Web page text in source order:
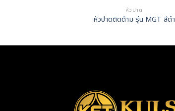
หัวปาด
หัวปาดติดด้าม รุ่น MGT สีดำ